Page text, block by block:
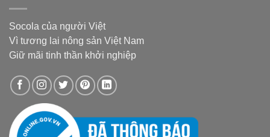
Socola của người Việt
Vì tương lai nông sản Việt Nam
Giữ mãi tinh thần khởi nghiệp